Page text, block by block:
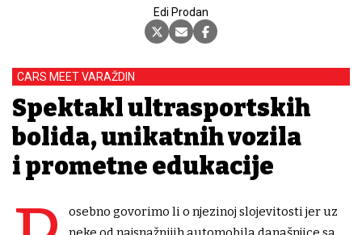
Edi Prodan
CARS MEET VARAŽDIN
Spektakl ultrasportskih
bolida, unikatnih vozila
i prometne edukacije
osebno govorimo li o njezinoj slojevitosti jer uz